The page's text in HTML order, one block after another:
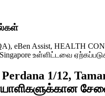
eBen Assist, HEALTH
உள்ளிட்டவை
1/12,